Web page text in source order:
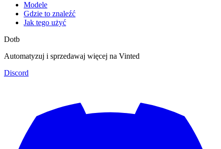
Modele
Gdzie to znaleźć
Jak tego użyć
Dotb
Automatyzuj i sprzedawaj więcej na Vinted
Discord